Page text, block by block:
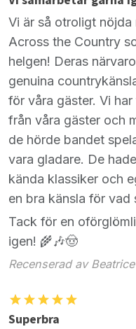
Vi är så otroligt nöjda
Across the Country
helgen! Deras
genuina
för våra gäster. Vi
från våra gäster och
de hörde bandet
vara gladare. De
kända klassiker och
en bra känsla för vad
Tack för en
igen! 🌾🎶🤠
Recenserad av
Superbra